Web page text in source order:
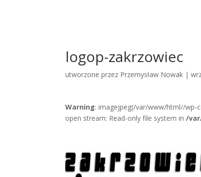
logop-zakrzowiec
utworzone przez Przemysław Nowak |
Warning: imagejpeg(/var/www/html//wp-
open stream: Read-only file system in/